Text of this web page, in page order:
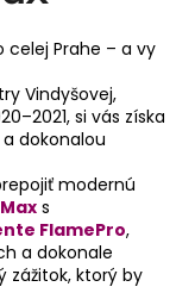
Prahe – a vy
Vindyšovej,
si vás získa
dokonalou
modernú
s
FlamePro,
a dokonale
zážitok, ktorý by